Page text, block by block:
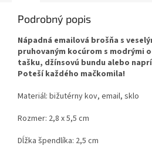
Podrobný popis
Nápadná emailová brošňa s
pruhovaným kocúrom s modrými
tašku, džínsovú bundu alebo
Poteší každého mačkomila!
Materiál: bižutérny kov, email, sklo
Rozmer: 2,8 x 5,5 cm
Dĺžka špendlíka: 2,5 cm